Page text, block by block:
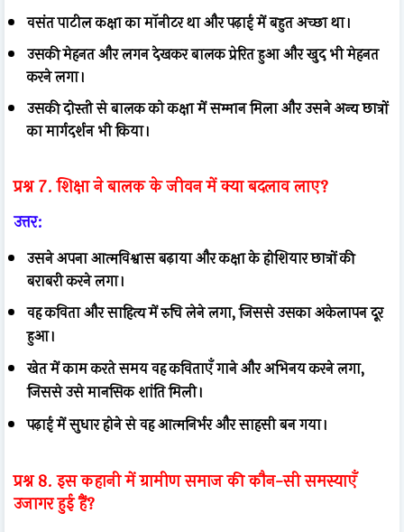
वसंत पाटील कक्षा का मॉनीटर था और पढ़ाई में बहुत अच्छा था।
उसकी मेहनत और लगन देखकर बालक प्रेरित हुआ और खुद भी मेहनत
करने लगा।
उसकी दोस्ती से बालक को कक्षा में सम्मान मिला और उसने अन्य छात्रों
का मार्गदर्शन भी किया।
प्रश्न 7. शिक्षा ने बालक के जीवन में क्या बदलाव लाए?
उत्तर:
उसने अपना आत्मविश्वास बढ़ाया और कक्षा के होशियार छात्रों की
बराबरी करने लगा।
वह कविता और साहित्य में रुचि लेने लगा, जिससे उसका अकेलापन दूर
हुआ।
खेत में काम करते समय वह कविताएँ गाने और अभिनय करने लगा,
जिससे उसे मानसिक शांति मिली।
पढ़ाई में सुधार होने से वह आत्मनिर्भर और साहसी बन गया।
प्रश्न 8. इस कहानी में ग्रामीण समाज की कौन-सी समस्याएँ
उजागर हुई हैं?